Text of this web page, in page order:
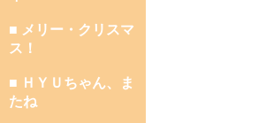
■ メリー・クリスマ
ス！
■ ＨＹＵちゃん、ま
たね